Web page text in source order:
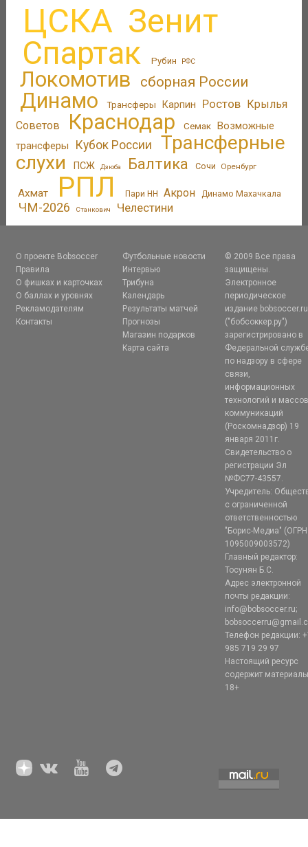
ЦСКА Зенит
Спартак Рубин РФС
Локомотив сборная России
Динамо Трансферы Карпин Ростов Крылья
Советов
Краснодар Семак Возможные
трансферы
Кубок России
Трансферные
слухи
ПСЖ Дзюба Балтика Сочи Оренбург
Ахмат РПЛ Пари НН Акрон Динамо Махачкала
ЧМ-2026 Станкович Челестини
О проекте Bobsoccer
Правила
О фишках и карточках
О баллах и уровнях
Рекламодателям
Контакты
Футбольные новости
Интервью
Трибуна
Календарь
Результаты матчей
Прогнозы
Магазин подарков
Карта сайта
© 2009 Все права
защищены.
Электронное
периодическое
издание bobsoccer.ru
("бобсоккер.ру")
зарегистрировано в
Федеральной
по надзору в сфере
связи,
информационных
технологий и
коммуникаций
(Роскомнадзор) 19
января 2011г.
Свидетельство о
регистрации Эл
№ФС77-43557.
Учредитель:
с ограниченной
ответственностью
"Борис-Медиа" (ОГРН
1095009003572)
Главный редактор:
Тосунян Б.С.
Адрес электронной
почты редакции:
info@bobsoccer.ru;
Телефон редакции:
985 719 29 97
Настоящий ресурс
содержит
18+